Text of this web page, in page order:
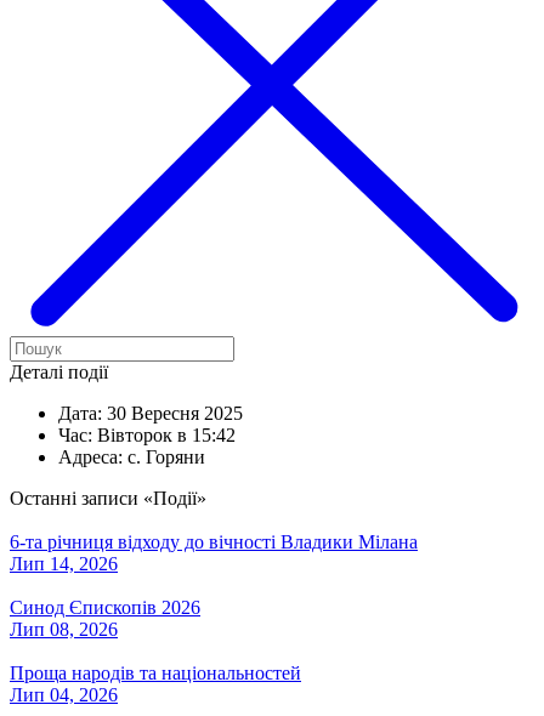
Деталі події
Дата: 30 Вересня 2025
Час: Вівторок в 15:42
Адреса: с. Горяни
Останні записи «Події»
6-та річниця відходу до вічності Владики Мілана
Лип 14, 2026
Синод Єпископів 2026
Лип 08, 2026
Проща народів та національностей
Лип 04, 2026